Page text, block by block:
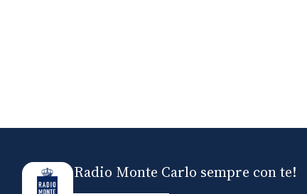
Radio Monte Carlo sempre con te!